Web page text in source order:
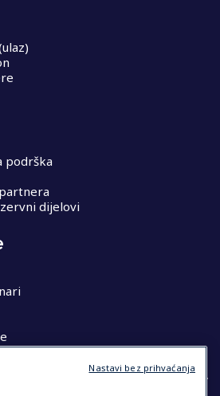
podrška
dijelovi
Nastavi bez prihvaćanja